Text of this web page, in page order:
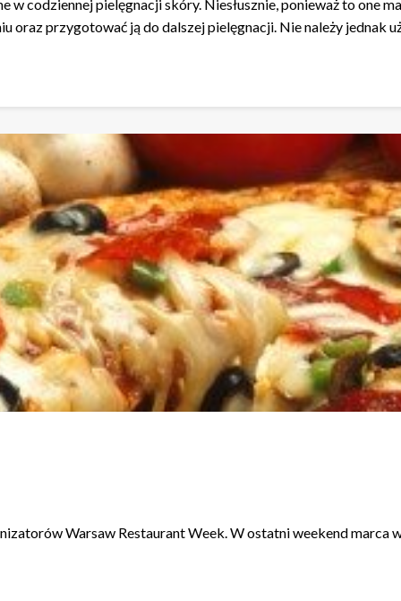
codziennej pielęgnacji skóry. Niesłusznie, ponieważ to one
oraz przygotować ją do dalszej pielęgnacji. Nie należy jednak
Warsaw Restaurant Week. W ostatni weekend marca